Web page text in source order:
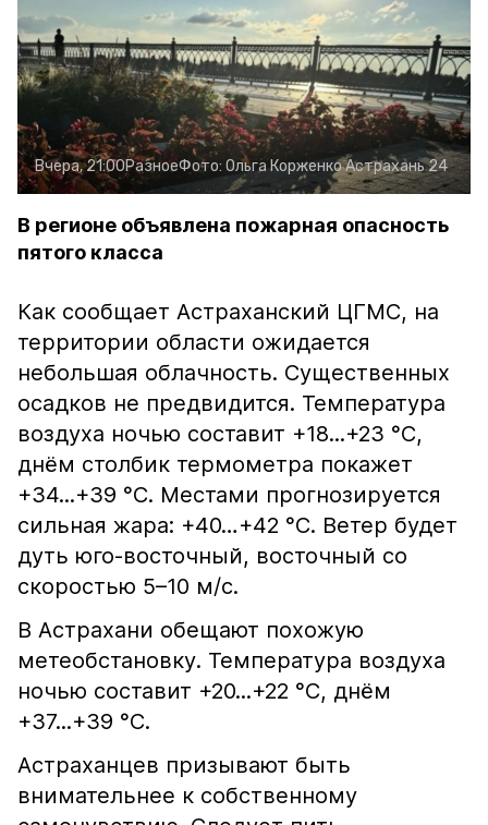
Вчера, 21:00РазноеФото: Ольга КорженкоАстрахань 24
В регионе объявлена пожарная опасность
пятого класса
Как сообщает Астраханский ЦГМС, на
территории области ожидается
небольшая облачность. Существенных
осадков не предвидится. Температура
воздуха ночью составит +18...+23 °С,
днём столбик термометра покажет
+34...+39 °С. Местами прогнозируется
сильная жара: +40…+42 °С. Ветер будет
дуть юго-восточный, восточный со
скоростью 5–10 м/с.
В Астрахани обещают похожую
метеобстановку. Температура воздуха
ночью составит +20...+22 °С, днём
+37...+39 °С.
Астраханцев призывают быть
внимательнее к собственному